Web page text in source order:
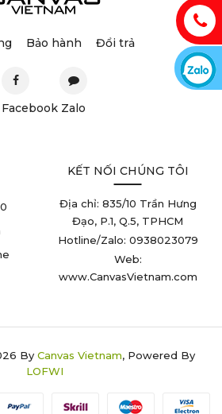
Bảo hành Đổi trả
Facebook Zalo
KẾT NỐI CHÚNG TÔI
Địa chỉ: 835/10 Trần Hưng
Đạo, P.1, Q.5, TPHCM
Hotline/Zalo: 0938023079
Web:
www.CanvasVietnam.com
By Canvas Vietnam, Powered By
LOFWI